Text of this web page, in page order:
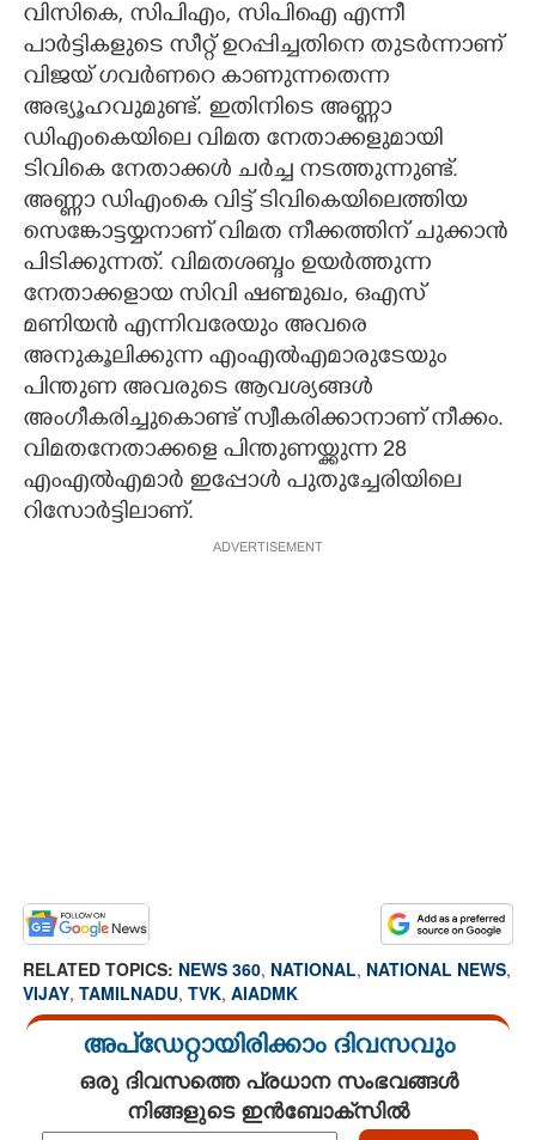
വിസികെ, സിപിഎം, സിപിഐ എന്നീ
പാർട്ടികളുടെ സീറ്റ് ഉറപ്പിച്ചതിനെ തുടർന്നാണ്
വിജയ് ഗവർണറെ കാണുന്നതെന്ന
അഭ്യൂഹവുമുണ്ട്. ഇതിനിടെ അണ്ണാ
ഡിഎംകെയിലെ വിമത നേതാക്കളുമായി
ടിവികെ നേതാക്കൾ ചർച്ച നടത്തുന്നുണ്ട്.
അണ്ണാ ഡിഎംകെ വിട്ട് ടിവികെയിലെത്തിയ
സെങ്കോട്ടയ്യനാണ് വിമത നീക്കത്തിന് ചുക്കാൻ
പിടിക്കുന്നത്. വിമതശബ്ദം ഉയർത്തുന്ന
നേതാക്കളായ സിവി ഷണ്മുഖം, ഒഎസ്
മണിയൻ എന്നിവരേയും അവരെ
അനുകൂലിക്കുന്ന എംഎൽഎമാരുടേയും
പിന്തുണ അവരുടെ ആവശ്യങ്ങൾ
അംഗീകരിച്ചുകൊണ്ട് സ്വീകരിക്കാനാണ് നീക്കം.
വിമതനേതാക്കളെ പിന്തുണയ്ക്കുന്ന 28
എംഎൽഎമാർ ഇപ്പോൾ പുതുച്ചേരിയിലെ
റിസോർട്ടിലാണ്.
ADVERTISEMENT
RELATED TOPICS: NEWS 360, NATIONAL, NATIONAL NEWS,
VIJAY, TAMILNADU, TVK, AIADMK
അപ്ഡേറ്റായിരിക്കാം ദിവസവും
ഒരു ദിവസത്തെ പ്രധാന സംഭവങ്ങൾ
നിങ്ങളുടെ ഇൻബോക്സിൽ